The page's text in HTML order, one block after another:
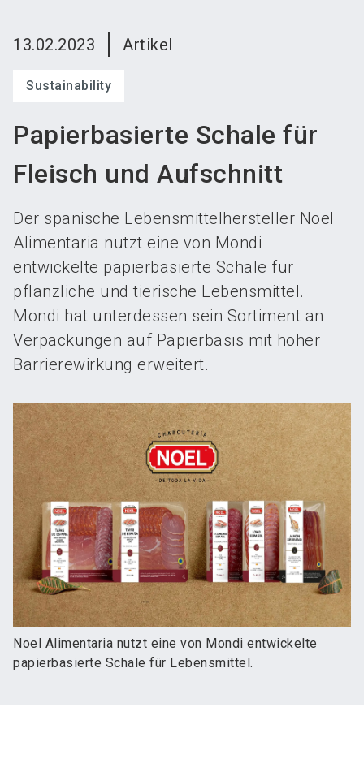
13.02.2023 Artikel
Sustainability
Papierbasierte Schale für
Fleisch und Aufschnitt
Der spanische Lebensmittelhersteller Noel
Alimentaria nutzt eine von Mondi
entwickelte papierbasierte Schale für
pflanzliche und tierische Lebensmittel.
Mondi hat unterdessen sein Sortiment an
Verpackungen auf Papierbasis mit hoher
Barrierewirkung erweitert.
Noel Alimentaria nutzt eine von Mondi entwickelte
papierbasierte Schale für Lebensmittel.